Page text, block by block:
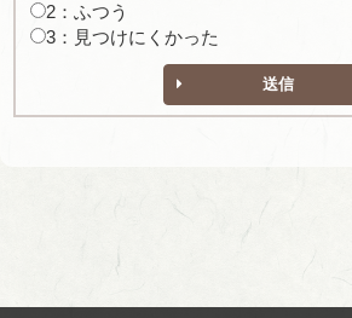
2：ふつう
3：見つけにくかった
送信